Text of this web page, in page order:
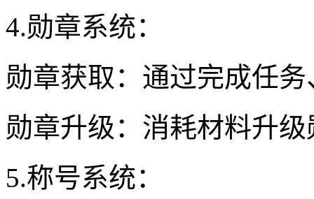
4.勋章系统：
勋章获取：通过完成任
勋章升级：消耗材料升
5.称号系统：